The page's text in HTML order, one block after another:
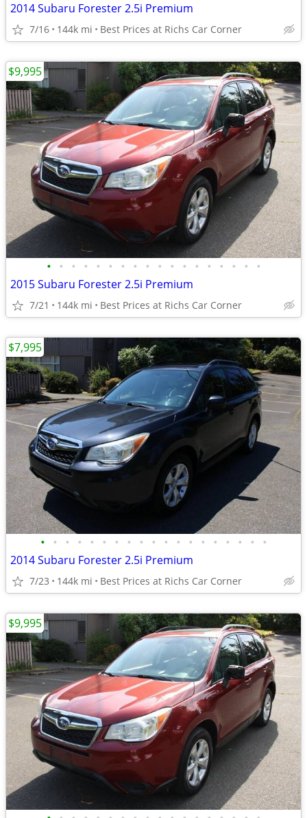
2014 Subaru Forester 2.5i Premium
7/16 144k mi Best Prices at Richs Car Corner
• • • • • • • • • • • • • • • • • •
2015 Subaru Forester 2.5i Premium
7/21 144k mi Best Prices at Richs Car Corner
$9,995
• • • • • • • • • • • • • • • • • • •
2014 Subaru Forester 2.5i Premium
7/23 144k mi Best Prices at Richs Car Corner
$7,995
$9,995